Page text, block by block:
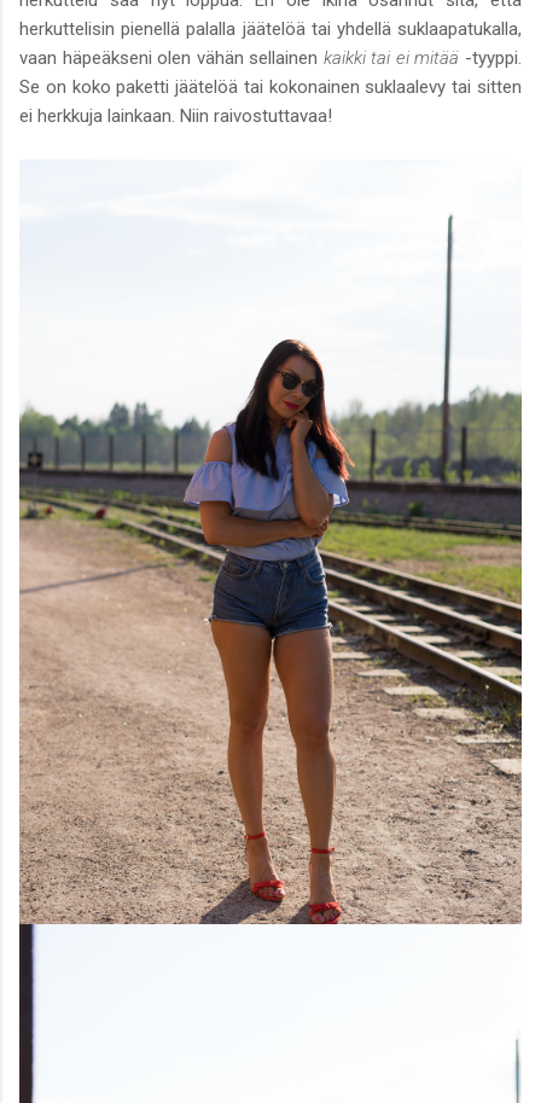
herkuttelisin pienellä palalla jäätelöä tai yhdellä suklaapatukalla,
vaan häpeäkseni olen vähän sellainen kaikki tai ei mitää -tyyppi.
Se on koko paketti jäätelöä tai kokonainen suklaalevy tai sitten
ei herkkuja lainkaan. Niin raivostuttavaa!